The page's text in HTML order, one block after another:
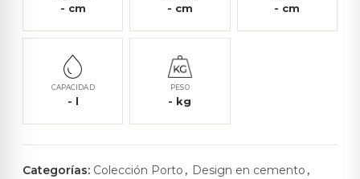
- cm - cm - cm
CAPACIDAD
- l
PESO
- kg
Categorías: Colección Porto , Design en cemento ,